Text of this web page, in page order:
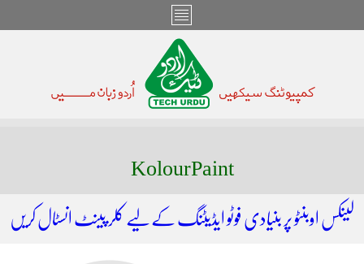
KolourPaint
لینکس اوبنٹو پر بنیادی فوٹو ایڈیٹنگ کے لیے کلر پینٹ انسٹال کریں